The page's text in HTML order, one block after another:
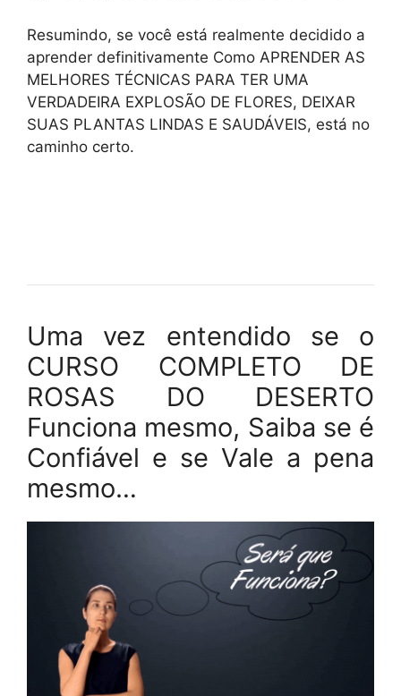
Resumindo, se você está realmente decidido a
aprender definitivamente Como APRENDER AS
MELHORES TÉCNICAS PARA TER UMA
VERDADEIRA EXPLOSÃO DE FLORES, DEIXAR
SUAS PLANTAS LINDAS E SAUDÁVEIS, está no
caminho certo.
Uma vez entendido se o
CURSO COMPLETO DE
ROSAS DO DESERTO
Funciona mesmo, Saiba se é
Confiável e se Vale a pena
mesmo…